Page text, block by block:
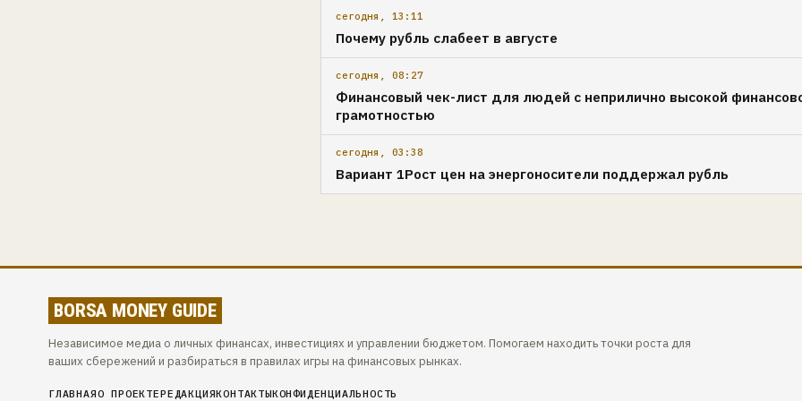
сегодня, 13:11
Почему рубль слабеет в августе
сегодня, 08:27
Финансовый чек-лист для людей с неприлично высокой
грамотностью
сегодня, 03:38
Вариант 1Рост цен на энергоносители поддержал рубль
BORSA MONEY GUIDE
Независимое медиа о личных финансах, инвестициях и управлении бюджетом. Помогаем находить точки роста для
ваших сбережений и разбираться в правилах игры на финансовых рынках.
ГЛАВНАЯО ПРОЕКТЕРЕДАКЦИЯКОНТАКТЫКОНФИДЕНЦИАЛЬНОСТЬ